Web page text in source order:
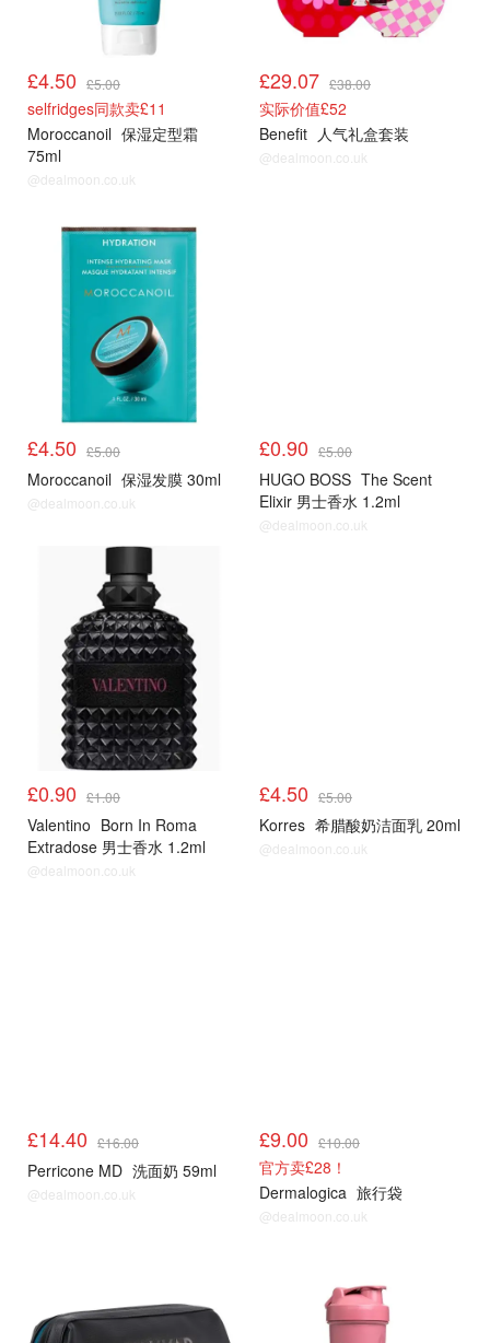
£4.50 £5.00
selfridges同款卖£11
Moroccanoil 保湿定型霜
75ml
@dealmoon.co.uk
£29.07 £38.00
实际价值£52
Benefit 人气礼盒套装
@dealmoon.co.uk
£4.50 £5.00
Moroccanoil 保湿发膜 30ml
@dealmoon.co.uk
£0.90 £5.00
HUGO BOSS The Scent
Elixir 男士香水 1.2ml
@dealmoon.co.uk
£0.90 £1.00
Valentino Born In Roma
Extradose 男士香水 1.2ml
@dealmoon.co.uk
£4.50 £5.00
Korres 希腊酸奶洁面乳 20ml
@dealmoon.co.uk
£14.40 £16.00
Perricone MD 洗面奶 59ml
@dealmoon.co.uk
£9.00 £10.00
官方卖£28！
Dermalogica 旅行袋
@dealmoon.co.uk